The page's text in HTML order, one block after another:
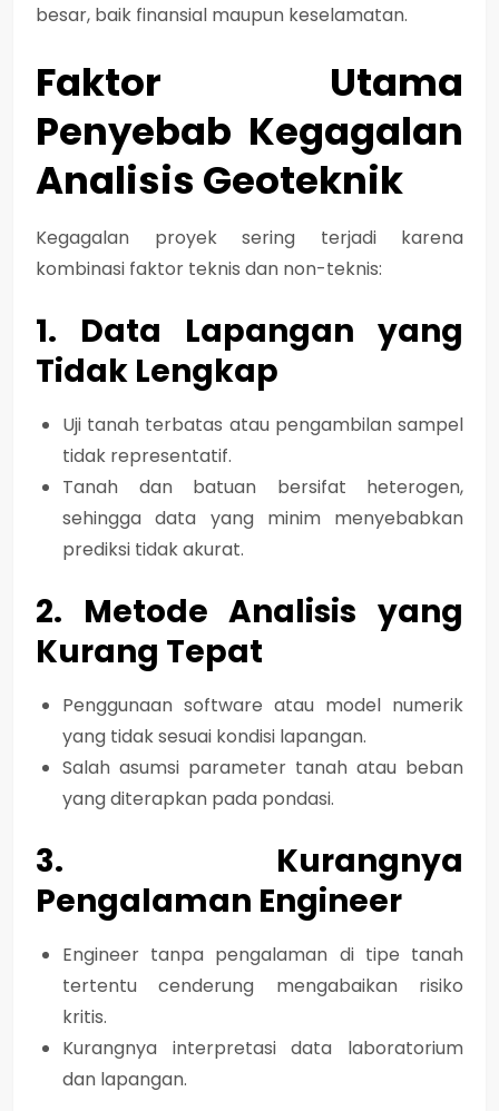
besar, baik finansial maupun keselamatan.
Faktor Utama
Penyebab Kegagalan
Analisis Geoteknik
Kegagalan proyek sering terjadi karena
kombinasi faktor teknis dan non-teknis:
1. Data Lapangan yang
Tidak Lengkap
Uji tanah terbatas atau pengambilan sampel
tidak representatif.
Tanah dan batuan bersifat heterogen,
sehingga data yang minim menyebabkan
prediksi tidak akurat.
2. Metode Analisis yang
Kurang Tepat
Penggunaan software atau model numerik
yang tidak sesuai kondisi lapangan.
Salah asumsi parameter tanah atau beban
yang diterapkan pada pondasi.
3. Kurangnya
Pengalaman Engineer
Engineer tanpa pengalaman di tipe tanah
tertentu cenderung mengabaikan risiko
kritis.
Kurangnya interpretasi data laboratorium
dan lapangan.